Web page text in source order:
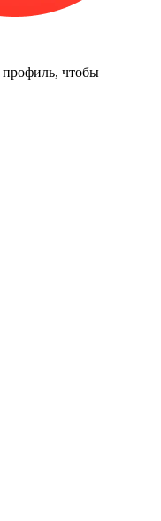
профиль, чтобы